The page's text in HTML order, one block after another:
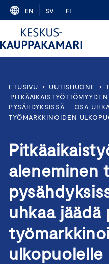
Skip
content
EN SV FI
ETUSIVU › UUTISHUONE ›
PYSÄHDYKSISSÄ – OSA
TYÖMARKKINOIDEN
aleneminen
uhkaa jäädä
ulkopuolelle